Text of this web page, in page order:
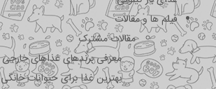
فیلم ها و مقالات
مقالات مشترک
معرفی برندهای غذاهای خارجی
بهترین غذا برای حیوانات خانگی